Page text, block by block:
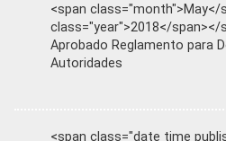
<span class="month">May</
class="year">2018</span></
Aprobado Reglamento para
Autoridades
<span class="date time